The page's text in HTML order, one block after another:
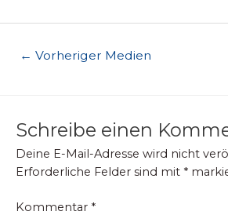
← Vorheriger Medien
Schreibe einen
Deine E-Mail-Adresse wird nicht
Erforderliche Felder sind mit *
Kommentar *